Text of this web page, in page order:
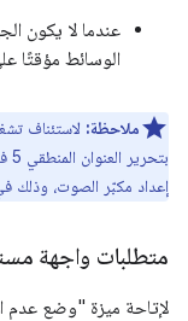
عندما لا يكون
الوسائط مؤقتًا
ملاحظة: لاستئناف
إعداد مكبّر الصوت، وذلك
متطلبات واجهة
لإتاحة ميزة "وضع عدم